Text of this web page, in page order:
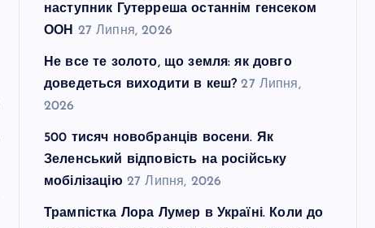
наступник Гутерреша останнім генсеком
ООН 27 Липня, 2026
Не все те золото, що земля: як довго
доведеться виходити в кеш? 27 Липня,
2026
500 тисяч новобранців восени. Як
Зеленський відповість на російську
мобілізацію 27 Липня, 2026
Трампістка Лора Лумер в Україні. Коли до